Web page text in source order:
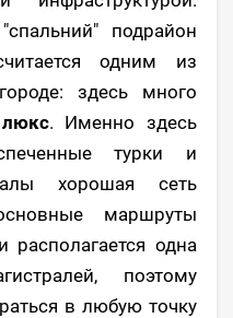
подрайон
одним из
здесь много
. Именно здесь
турки и
хорошая сеть
маршруты
располагается одна
поэтому
в любую точку